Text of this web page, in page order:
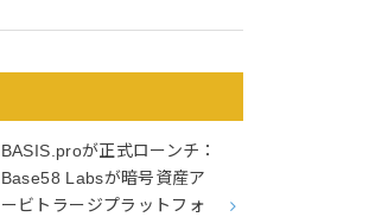
BASIS.proが正式ローンチ：
Base58 Labsが暗号資産ア
ービトラージプラットフォ